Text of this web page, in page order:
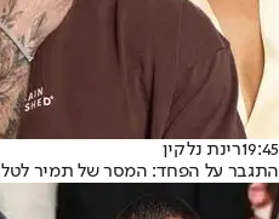
19:45רינת נלקין
התגבר על הפחד: המסר של תמיר לטל